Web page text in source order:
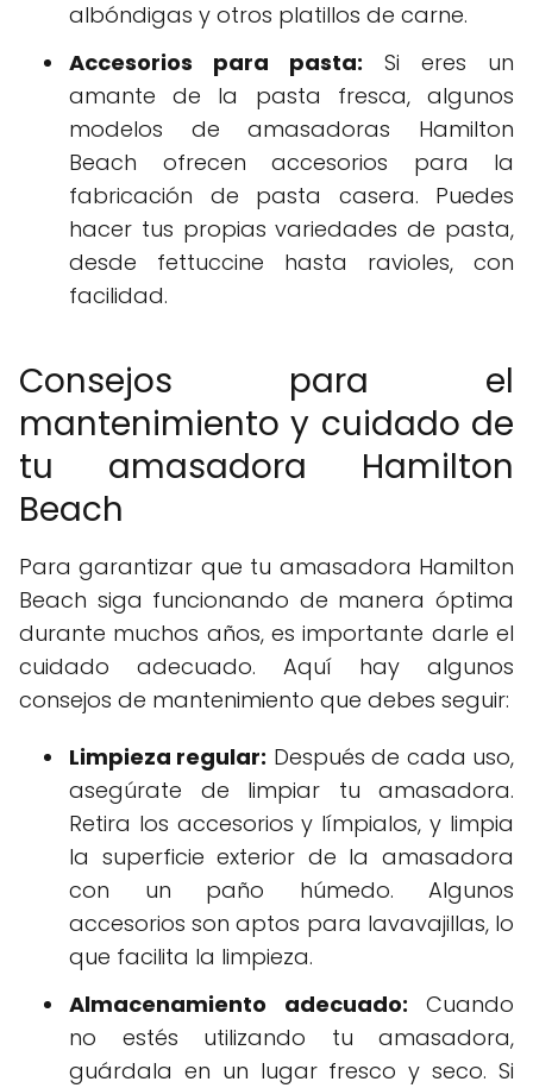
albóndigas y otros platillos de carne.
Accesorios para pasta: Si eres un
amante de la pasta fresca, algunos
modelos de amasadoras Hamilton
Beach ofrecen accesorios para la
fabricación de pasta casera. Puedes
hacer tus propias variedades de pasta,
desde fettuccine hasta ravioles, con
facilidad.
Consejos para el
mantenimiento y cuidado de
tu amasadora Hamilton
Beach
Para garantizar que tu amasadora Hamilton
Beach siga funcionando de manera óptima
durante muchos años, es importante darle el
cuidado adecuado. Aquí hay algunos
consejos de mantenimiento que debes seguir:
Limpieza regular: Después de cada uso,
asegúrate de limpiar tu amasadora.
Retira los accesorios y límpialos, y limpia
la superficie exterior de la amasadora
con un paño húmedo. Algunos
accesorios son aptos para lavavajillas, lo
que facilita la limpieza.
Almacenamiento adecuado: Cuando
no estés utilizando tu amasadora,
guárdala en un lugar fresco y seco. Si